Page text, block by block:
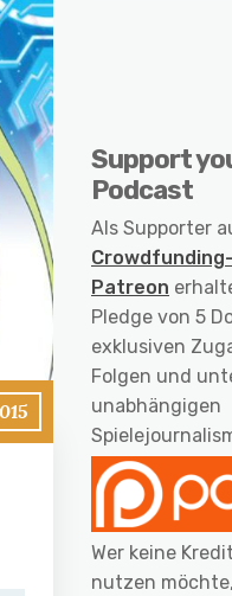
Support
Podcast
Als Supporter
Patreon
Pledge von 5
exklusiven
Folgen und
unabhängigen
Wer keine
nutzen